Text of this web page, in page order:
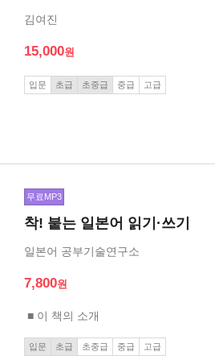
김여진
15,000
입문 초급 초중급 중급 고급
무료MP3
착! 붙는 일본어 읽기·쓰기
일본어 공부기술연구소
7,800
■ 이 책의 소개
입문 초급 초중급 중급 고급